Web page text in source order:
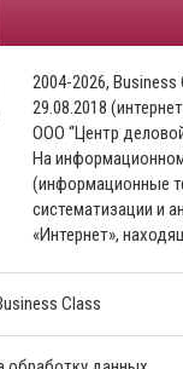
2004-2026, Business
29.08.2018
ООО “Центр
На
(информационные
систематизации и
«Интернет»,
Class